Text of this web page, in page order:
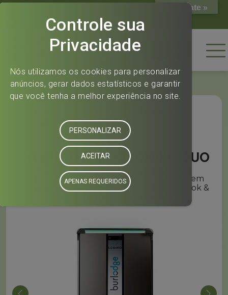
(11) 2144-0808 (11) 2144-0808
Carro Térmico Logiko Duo
CARRO TÉRMICO LOGIKO DUO
O Carro Térmico Logiko Duo permite a
distribuição das refeições quentes e frias em
uma mesma bandeja, regeneração tipo Cook &
Translate »